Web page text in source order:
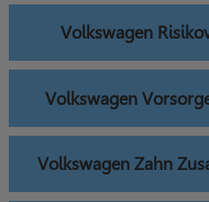
Volkswagen
Volkswagen
Volkswagen Zahn